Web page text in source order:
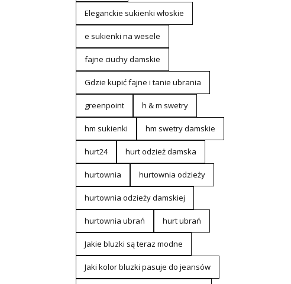
Eleganckie sukienki włoskie
e sukienki na wesele
fajne ciuchy damskie
Gdzie kupić fajne i tanie ubrania
greenpoint h & m swetry
hm sukienki hm swetry damskie
hurt24 hurt odzież damska
hurtownia hurtownia odzieży
hurtownia odzieży damskiej
hurtownia ubrań hurt ubrań
Jakie bluzki są teraz modne
Jaki kolor bluzki pasuje do jeansów